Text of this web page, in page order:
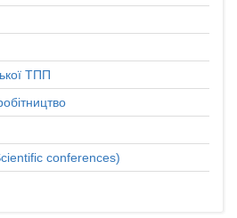
ТПП
conferences)